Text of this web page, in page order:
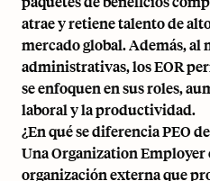
atrae y retiene talento de
mercado global. Además, al
administrativas, los EOR
se enfoquen en sus roles,
laboral y la productividad.
¿En qué se diferencia PEO
Una Organization Employer
organización externa que